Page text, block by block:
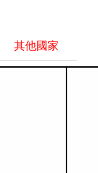
其他國家